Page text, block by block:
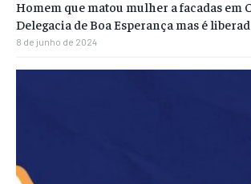
Homem que matou mulher a facadas em
Delegacia de Boa Esperança mas é
8 de junho de 2024